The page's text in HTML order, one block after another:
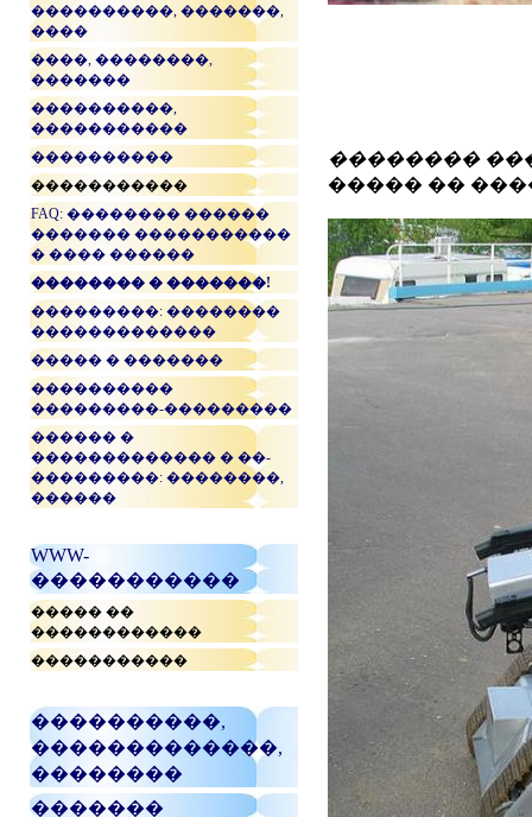
����������, �������,
����
����, ��������,
�������
����������,
�����������
����������
�����������
FAQ: �������� ������
������� �����������
� ���� ������
�������� � �������!
���������: ��������
�������������
����� � �������
����������
���������-���������
������ �
������������� � ��-
���������: ��������,
������
WWW-
�����������
����� ��
������������
�����������
����������,
�������������,
��������
�������
��������
����� ��